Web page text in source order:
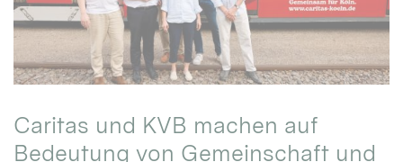
Caritas und KVB machen auf
Bedeutung von Gemeinschaft und